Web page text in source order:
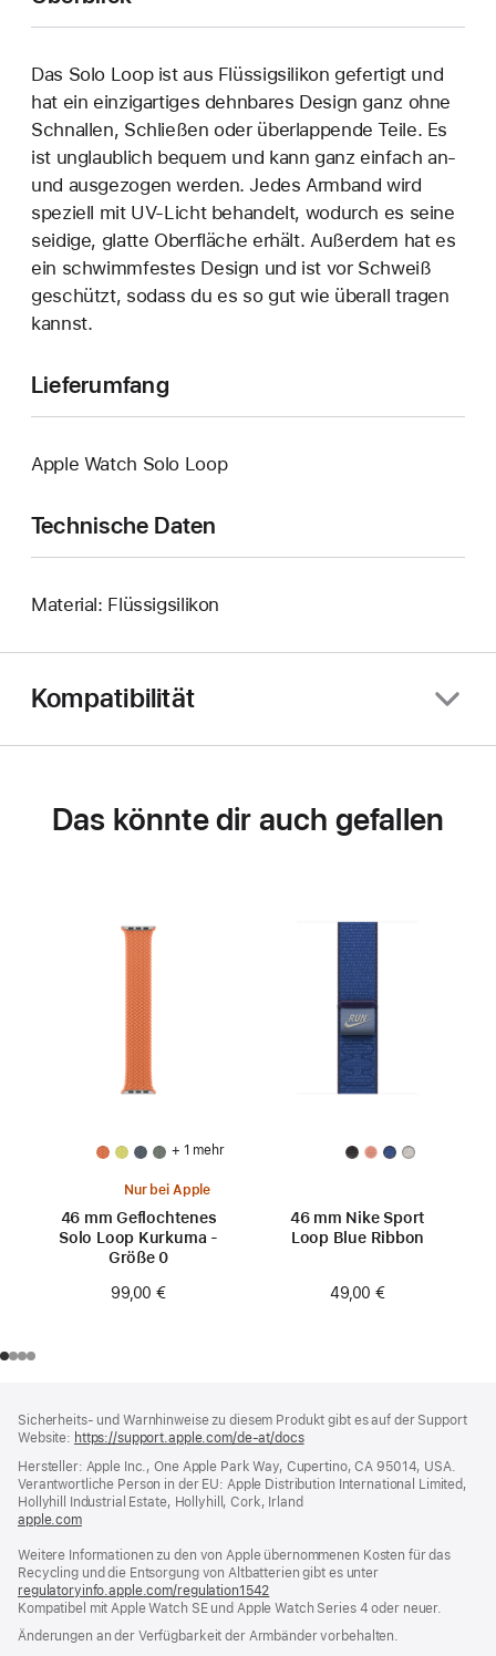
Das Solo Loop ist aus Flüssigsilikon gefertigt und
hat ein einzigartiges dehn­bares Design ganz ohne
Schnallen, Schließen oder überlappende Teile. Es
ist unglaublich bequem und kann ganz einfach an‑
und ausgezogen werden. Jedes Armband wird
speziell mit UV-Licht behandelt, wodurch es seine
seidige, glatte Oberfläche erhält. Außerdem hat es
ein schwimmfestes Design und ist vor Schweiß
geschützt, sodass du es so gut wie überall tragen
kannst.
Lieferumfang
Apple Watch Solo Loop
Technische Daten
Material: Flüssigsilikon
Kompatibilität
Das könnte dir auch gefallen
+ 1 mehr
Nur bei Apple
46 mm Geflochtenes
Solo Loop Kurkuma -
Größe 0
99,00 €
46 mm Nike Sport
Loop Blue Ribbon
49,00 €
Sicherheits- und Warnhinweise zu diesem Produkt gibt es auf der Support
Website: https://support.apple.com/de-at/docs(öffnet
neues
Fenster)
Hersteller: Apple Inc., One Apple Park Way, Cupertino, CA 95014, USA.
Verantwortliche Person in der EU: Apple Distribution International Limited,
Hollyhill Industrial Estate, Hollyhill, Cork, Irland
apple.com(öffnet
neues
Fenster)
Weitere Informationen zu den von Apple übernommenen Kosten für das
Recycling und die Entsorgung von Altbatterien gibt es unter
regulatoryinfo.apple.com/regulation1542
ein
neues
Fenster)
Kompatibel mit Apple Watch SE und Apple Watch Series 4 oder neuer.
Änderungen an der Verfügbarkeit der Armbänder vorbehalten.